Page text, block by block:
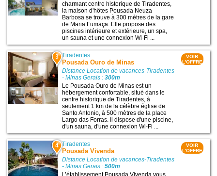
charmant centre historique de Tiradentes,
la maison d'hôtes Pousada Neuza
Barbosa se trouve à 300 mètres de la gare
de Maria Fumaça. Elle propose des
piscines intérieure et extérieure, un spa,
un sauna et une connexion Wi-Fi ...
3 Tiradentes
Pousada Ouro de Minas
Distance Location de vacances-Tiradentes
- Minas Gerais :300m
Le Pousada Ouro de Minas est un
hébergement confortable, situé dans le
centre historique de Tiradentes, à
seulement 1 km de la célèbre église de
Santo Antonio, à 500 mètres de la place
Largo das Forras. Il dispose d'une piscine,
d'un sauna, d'une connexion Wi-Fi ...
VOIR
L'OFFRE
4 Tiradentes
Pousada Vivenda
Distance Location de vacances-Tiradentes
- Minas Gerais :500m
VOIR
L'OFFRE